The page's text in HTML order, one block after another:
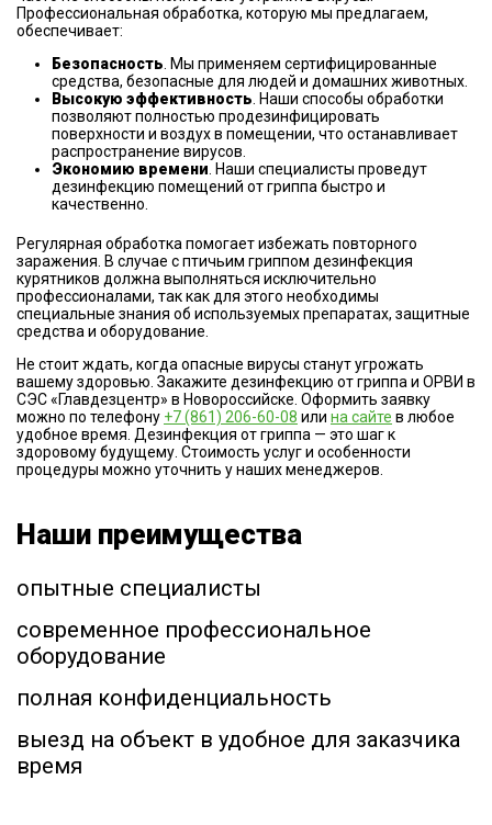
Профессиональная обработка, которую мы предлагаем,
обеспечивает:
Безопасность . Мы применяем сертифицированные
средства, безопасные для людей и домашних животных.
Высокую эффективность . Наши способы обработки
позволяют полностью продезинфицировать
поверхности и воздух в помещении, что останавливает
распространение вирусов.
Экономию времени . Наши специалисты проведут
дезинфекцию помещений от гриппа быстро и
качественно.
Регулярная обработка помогает избежать повторного
заражения. В случае с птичьим гриппом дезинфекция
курятников должна выполняться исключительно
профессионалами, так как для этого необходимы
специальные знания об используемых препаратах, защитные
средства и оборудование.
Не стоит ждать, когда опасные вирусы станут угрожать
вашему здоровью. Закажите дезинфекцию от гриппа и ОРВИ в
СЭС «Главдезцентр» в Новороссийске. Оформить заявку
можно по телефону +7 (861) 206-60-08 или на сайте в любое
удобное время. Дезинфекция от гриппа — это шаг к
здоровому будущему. Стоимость услуг и особенности
процедуры можно уточнить у наших менеджеров.
Наши преимущества
опытные специалисты
современное профессиональное
оборудование
полная конфиденциальность
выезд на объект в удобное для заказчика
время